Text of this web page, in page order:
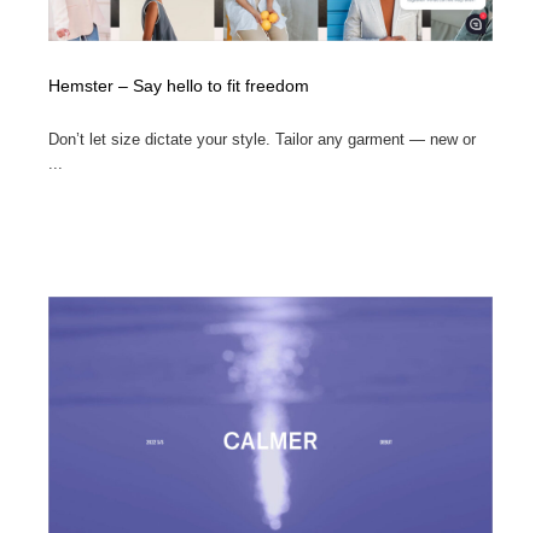
Hemster – Say hello to fit freedom
Don’t let size dictate your style. Tailor any garment — new or
...